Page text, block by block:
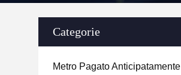
Categorie
Metro Pagato Anticipatamente